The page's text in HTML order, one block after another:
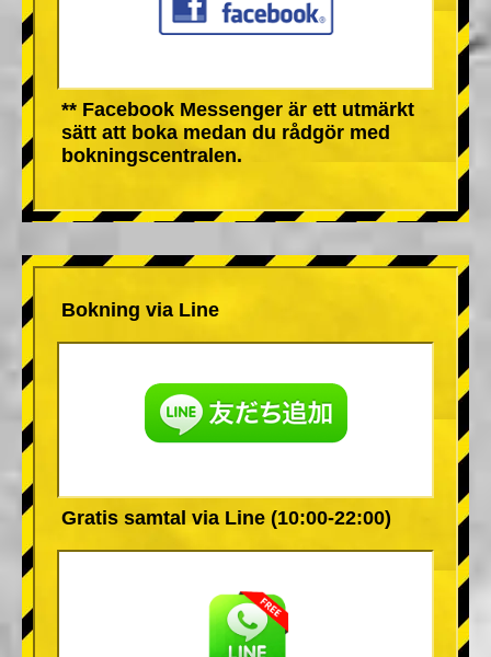
** Facebook Messenger är ett utmärkt
sätt att boka medan du rådgör med
bokningscentralen.
Bokning via Line
Gratis samtal via Line (10:00-22:00)